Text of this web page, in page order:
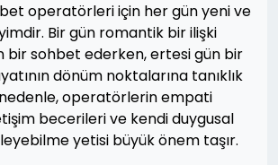
operatörleri için her gün yeni ve
Bir gün romantik bir ilişki
bir sohbet ederken, ertesi gün bir
dönüm noktalarına tanıklık
operatörlerin empati
becerileri ve kendi duygusal
yetisi büyük önem taşır.